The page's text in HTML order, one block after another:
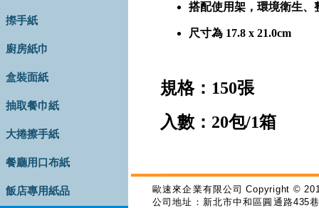
摖手紙
廚房紙巾
盒裝面紙
抽取餐巾紙
大捲擦手紙
餐廳用口布紙
飯店專用紙品
搭配使用架，環境衛生、
尺寸為 17.8 x 21.0cm
規格：150張
入數：20包/1箱
歐速來企業有限公司Copyright ©
公司地址：新北市中和區圓通路435